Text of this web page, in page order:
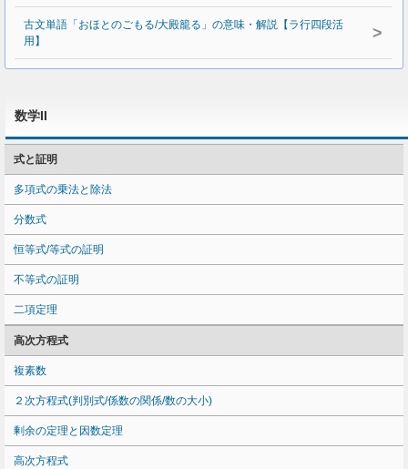
古文単語「おほとのごもる/大殿籠る」の意味・解説【ラ行四段活
用】
>
数学II
式と証明
多項式の乗法と除法
分数式
恒等式/等式の証明
不等式の証明
二項定理
高次方程式
複素数
２次方程式(判別式/係数の関係/数の大小)
剰余の定理と因数定理
高次方程式